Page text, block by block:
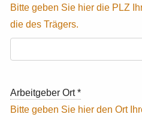
Arbeitgeber Ort*